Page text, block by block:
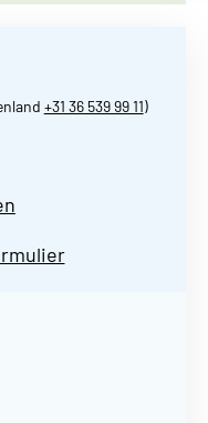
+31 36 539 99 11)